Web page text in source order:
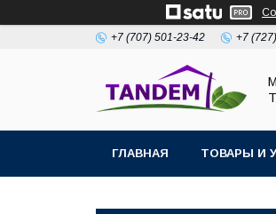
+7 (707) 501-23-42 +7
ГЛАВНАЯ ТОВАРЫ И